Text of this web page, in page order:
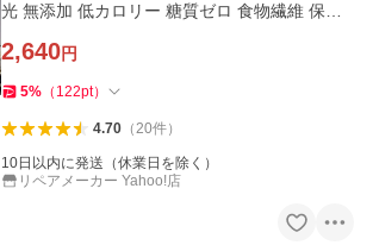
光 無添加 低カロリー 糖質ゼロ 食物繊維 保存
2,640円
5% （ 122pt）
4.70（20件）
10日以内に発送（休業日を除く）
リペアメーカー Yahoo!店